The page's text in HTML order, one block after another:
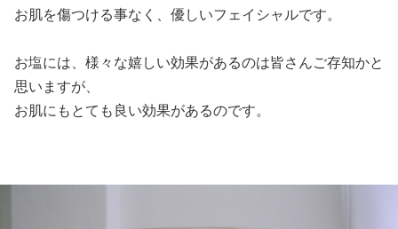
お肌を傷つける事なく、優しいフェイシャルです。
お塩には、様々な嬉しい効果があるのは皆さんご存知かと
思いますが、
お肌にもとても良い効果があるのです。